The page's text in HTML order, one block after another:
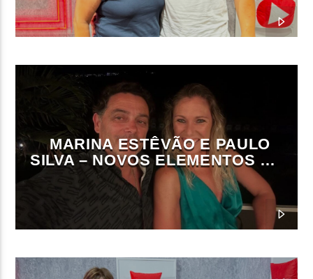
MARINA ESTÊVÃO E PAULO
SILVA – NOVOS ELEMENTOS DA
DIREÇÃO DA ON FM